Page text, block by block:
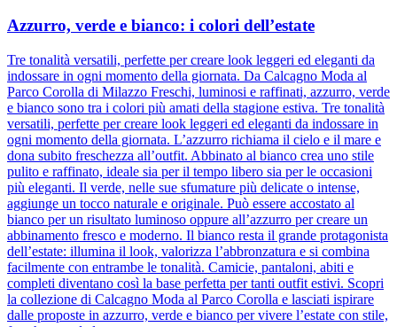
Azzurro, verde e bianco: i colori dell’estate
Tre tonalità versatili, perfette per creare look leggeri ed eleganti da
indossare in ogni momento della giornata. Da Calcagno Moda al
Parco Corolla di Milazzo Freschi, luminosi e raffinati, azzurro, verde
e bianco sono tra i colori più amati della stagione estiva. Tre tonalità
versatili, perfette per creare look leggeri ed eleganti da indossare in
ogni momento della giornata. L’azzurro richiama il cielo e il mare e
dona subito freschezza all’outfit. Abbinato al bianco crea uno stile
pulito e raffinato, ideale sia per il tempo libero sia per le occasioni
più eleganti. Il verde, nelle sue sfumature più delicate o intense,
aggiunge un tocco naturale e originale. Può essere accostato al
bianco per un risultato luminoso oppure all’azzurro per creare un
abbinamento fresco e moderno. Il bianco resta il grande protagonista
dell’estate: illumina il look, valorizza l’abbronzatura e si combina
facilmente con entrambe le tonalità. Camicie, pantaloni, abiti e
completi diventano così la base perfetta per tanti outfit estivi. Scopri
la collezione di Calcagno Moda al Parco Corolla e lasciati ispirare
dalle proposte in azzurro, verde e bianco per vivere l’estate con stile,